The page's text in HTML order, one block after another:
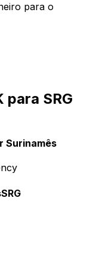
para o
para SRG
Surinamês
SRG